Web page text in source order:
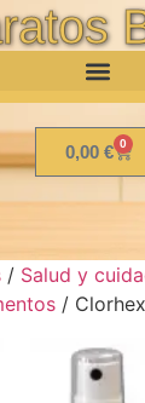
0,00 € 0
/ Salud y
/